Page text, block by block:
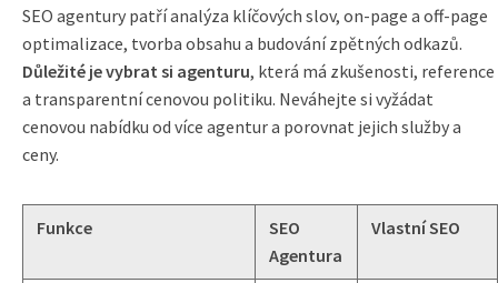
SEO agentury patří analýza klíčových slov, on-page a off-page
optimalizace, tvorba obsahu a budování zpětných odkazů.
Důležité je vybrat si agenturu, která má zkušenosti, reference
a transparentní cenovou politiku. Neváhejte si vyžádat
cenovou nabídku od více agentur a porovnat jejich služby a
ceny.
Funkce
SEO
Agentura
Vlastní SEO